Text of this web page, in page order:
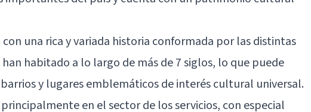
una rica y variada historia conformada por las distintas
habitado a lo largo de más de 7 siglos, lo que puede
y lugares emblemáticos de interés cultural universal.
en el sector de los servicios, con especial